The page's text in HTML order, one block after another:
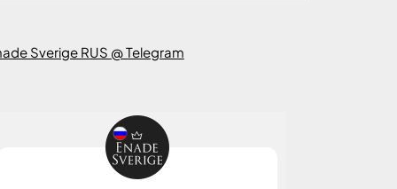
Sverige RUS @ Telegram